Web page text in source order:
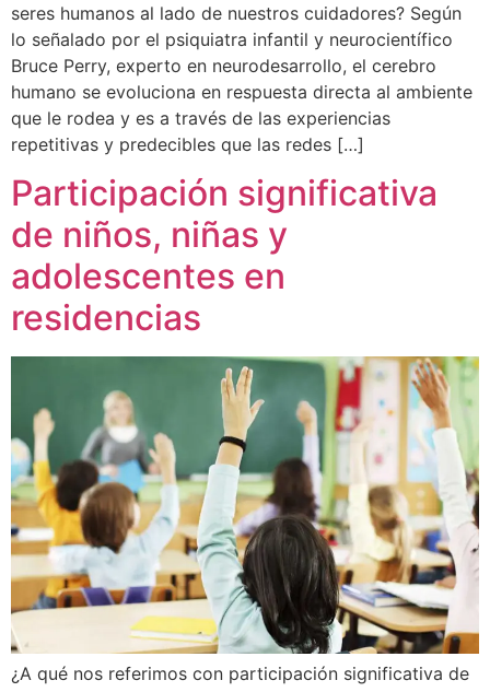
seres humanos al lado de nuestros cuidadores? Según
lo señalado por el psiquiatra infantil y neurocientífico
Bruce Perry, experto en neurodesarrollo, el cerebro
humano se evoluciona en respuesta directa al ambiente
que le rodea y es a través de las experiencias
repetitivas y predecibles que las redes […]
Participación significativa
de niños, niñas y
adolescentes en
residencias
¿A qué nos referimos con participación significativa de